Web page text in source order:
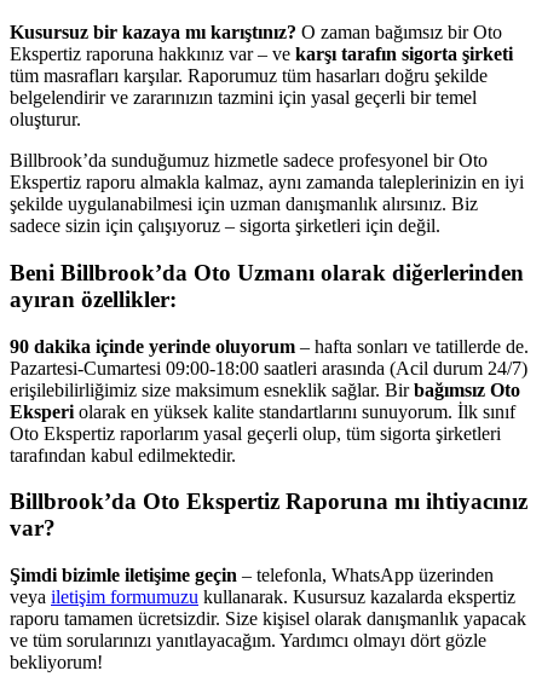
Kusursuz bir kazaya mı karıştınız? O zaman bağımsız bir Oto
Ekspertiz raporuna hakkınız var – ve karşı tarafın sigorta şirketi
tüm masrafları karşılar. Raporumuz tüm hasarları doğru şekilde
belgelendirir ve zararınızın tazmini için yasal geçerli bir temel
oluşturur.
Billbrook’da sunduğumuz hizmetle sadece profesyonel bir Oto
Ekspertiz raporu almakla kalmaz, aynı zamanda taleplerinizin en iyi
şekilde uygulanabilmesi için uzman danışmanlık alırsınız. Biz
sadece sizin için çalışıyoruz – sigorta şirketleri için değil.
Beni Billbrook’da Oto Uzmanı olarak diğerlerinden
ayıran özellikler:
90 dakika içinde yerinde oluyorum – hafta sonları ve tatillerde de.
Pazartesi-Cumartesi 09:00-18:00 saatleri arasında (Acil durum 24/7)
erişilebilirliğimiz size maksimum esneklik sağlar. Birbağımsız Oto
Eksperi olarak en yüksek kalite standartlarını sunuyorum. İlk sınıf
Oto Ekspertiz raporlarım yasal geçerli olup, tüm sigorta şirketleri
tarafından kabul edilmektedir.
Billbrook’da Oto Ekspertiz Raporuna mı ihtiyacınız
var?
Şimdi bizimle iletişime geçin – telefonla, WhatsApp üzerinden
veya iletişim formumuzu kullanarak. Kusursuz kazalarda ekspertiz
raporu tamamen ücretsizdir. Size kişisel olarak danışmanlık yapacak
ve tüm sorularınızı yanıtlayacağım. Yardımcı olmayı dört gözle
bekliyorum!